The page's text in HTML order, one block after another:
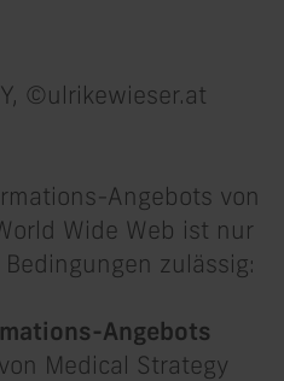
©ulrikewieser.at
Angebots von
Wide Web ist nur
zulässig:
Angebots
Medical Strategy